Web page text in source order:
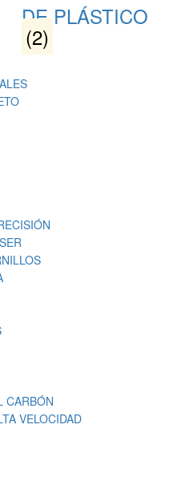
DE PLÁSTICO
(2)
CARBÓN
VELOCIDAD